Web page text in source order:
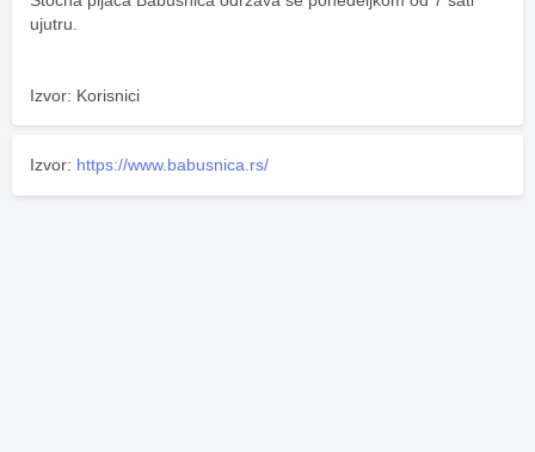
ujutru.
Izvor: Korisnici
Izvor: https://www.babusnica.rs/